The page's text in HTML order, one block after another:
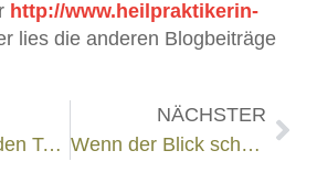
http://www.heilpraktikerin-
lies die anderen Blogbeiträge
Barfuß durch den Tag!
NÄCHSTER
Wenn der Blick schwankt, was Augenbewegungen mit Schwindel zu tun haben